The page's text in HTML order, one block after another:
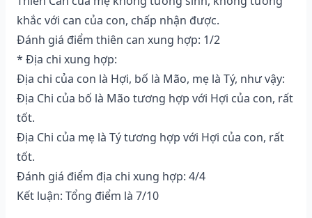
khắc với can của con, chấp nhận được.
Đánh giá điểm thiên can xung hợp: 1/2
* Địa chi xung hợp:
Địa chi của con là Hợi, bố là Mão, mẹ là Tý, như vậy:
Địa Chi của bố là Mão tương hợp với Hợi của con, rất
tốt.
Địa Chi của mẹ là Tý tương hợp với Hợi của con, rất
tốt.
Đánh giá điểm địa chi xung hợp: 4/4
Kết luận: Tổng điểm là 7/10